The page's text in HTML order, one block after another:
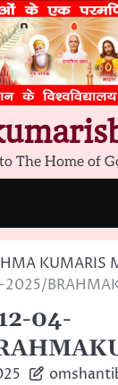
The Home of
KUMARIS
04-